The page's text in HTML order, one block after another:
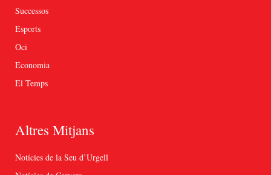
Successos
Esports
Oci
Economia
El Temps
Altres Mitjans
Notícies de la Seu d’Urgell